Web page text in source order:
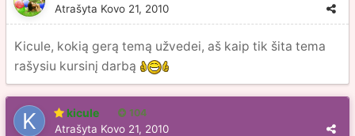
Atrašyta Kovo 21, 2010
Kicule, kokią gerą temą užvedei, aš kaip tik šita tema
rašysiu kursinį darbą
kicule 104
Atrašyta Kovo 21, 2010